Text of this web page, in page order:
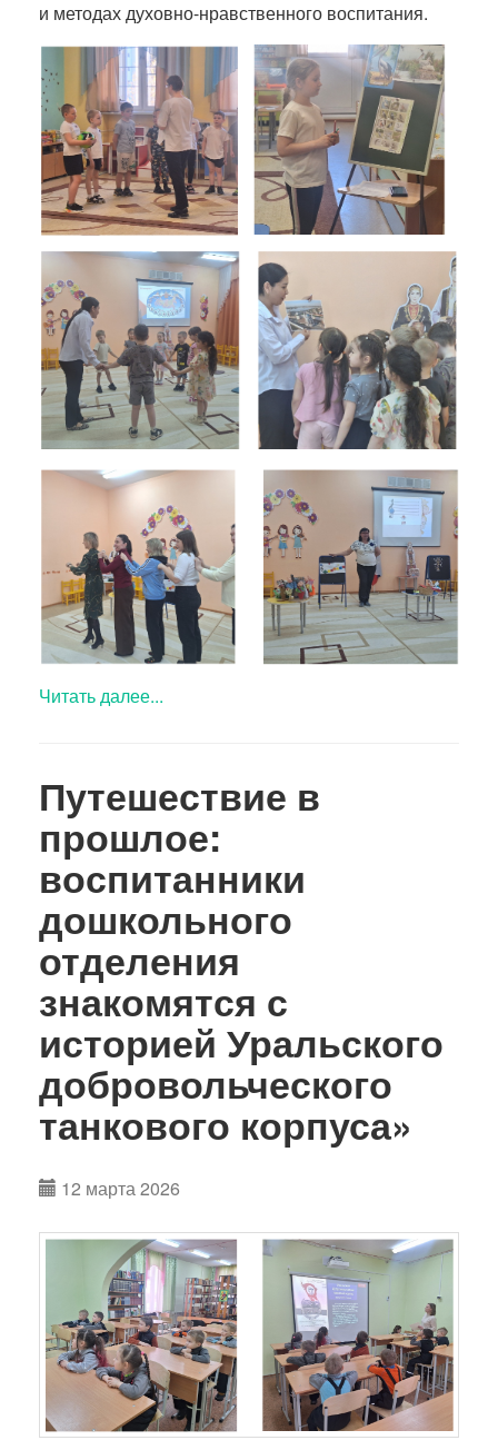
и методах духовно-нравственного воспитания.
Читать далее...
Путешествие в
прошлое:
воспитанники
дошкольного
отделения
знакомятся с
историей Уральского
добровольческого
танкового корпуса»
12 марта 2026